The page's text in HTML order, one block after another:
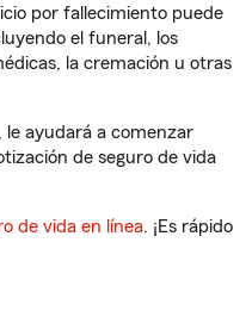
por fallecimiento puede
el funeral, los
la cremación u otras
le ayudará a comenzar
de seguro de vida
de vida en línea. ¡Es rápido